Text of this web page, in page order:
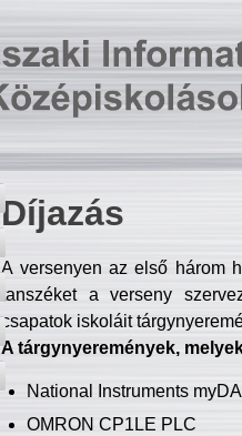
Díjazás
A versenyen az első három
tanszéket a verseny
csapatok iskoláit
A tárgynyeremények,
National Instruments
OMRON CP1LE PLC